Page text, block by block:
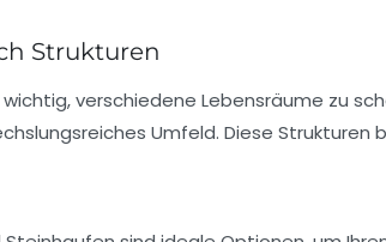
Strukturen
verschiedene Lebensräume zu
Umfeld. Diese